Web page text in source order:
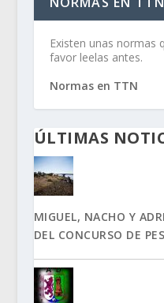
Existen unas normas
favor leelas antes.
Normas en TTN
ÚLTIMAS
MIGUEL, NACHO Y
DEL CONCURSO DE